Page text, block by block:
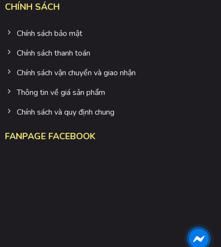
CHÍNH SÁCH
Chính sách bảo mật
Chính sách thanh toán
Chính sách vận chuyển và giao nhận
Thông tin về giá sản phẩm
Chính sách và quy định chung
FANPAGE FACEBOOK